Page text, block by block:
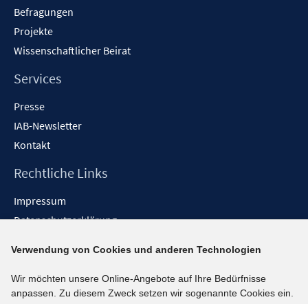
Befragungen
Projekte
Wissenschaftlicher Beirat
Services
Presse
IAB-Newsletter
Kontakt
Rechtliche Links
Impressum
Datenschutzerklärung
Barrieren melden
Social-Media-Kanäle
Verwendung von Cookies und anderen Technologien
Wir möchten unsere Online-Angebote auf Ihre Bedürfnisse
anpassen. Zu diesem Zweck setzen wir sogenannte Cookies ein.